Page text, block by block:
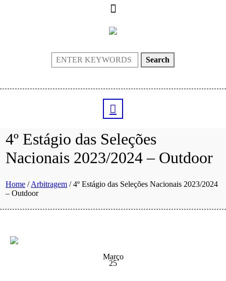
Search
4º Estágio das Seleções
Nacionais 2023/2024 – Outdoor
Home /Arbitragem /4º Estágio das Seleções Nacionais 2023/2024
– Outdoor
Março
25